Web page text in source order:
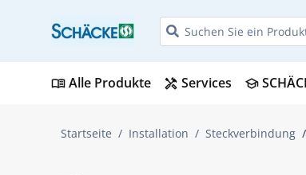
menu_bookAlle Produkte handyman Services school
Startseite Installation Steckverbindung